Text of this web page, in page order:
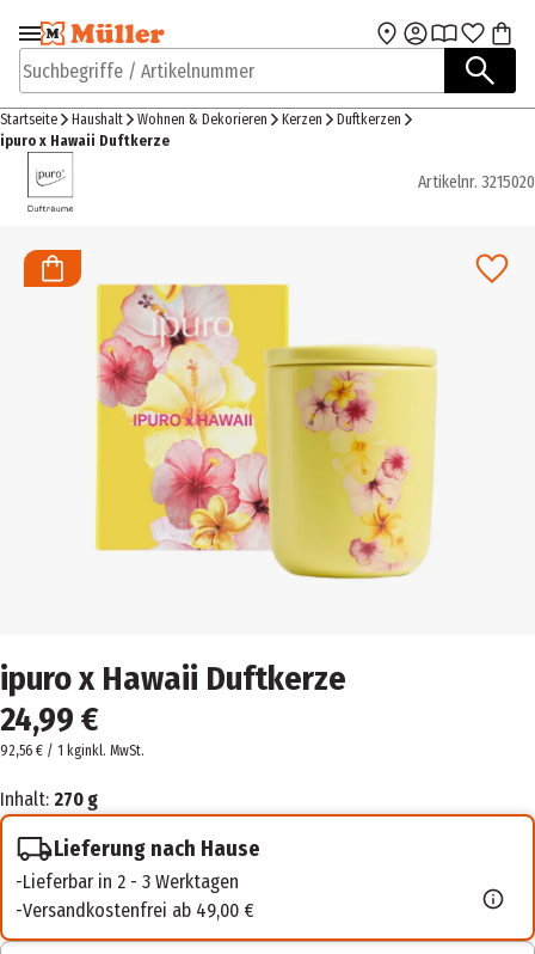
Zur Navigation
springen
Zum Hauptinhalt
Suchbegriffe / Artikelnummer
Startseite Haushalt Wohnen & Dekorieren Kerzen
Duftkerzen
ipuro x Hawaii Duftkerze
Artikelnr. 3215020
ipuro x Hawaii Duftkerze
24,99 €
92,56 € / 1 kginkl. MwSt.
Inhalt: 270 g
Lieferung nach Hause
Lieferbar in 2 - 3 Werktagen
Versandkostenfrei ab 49,00 €